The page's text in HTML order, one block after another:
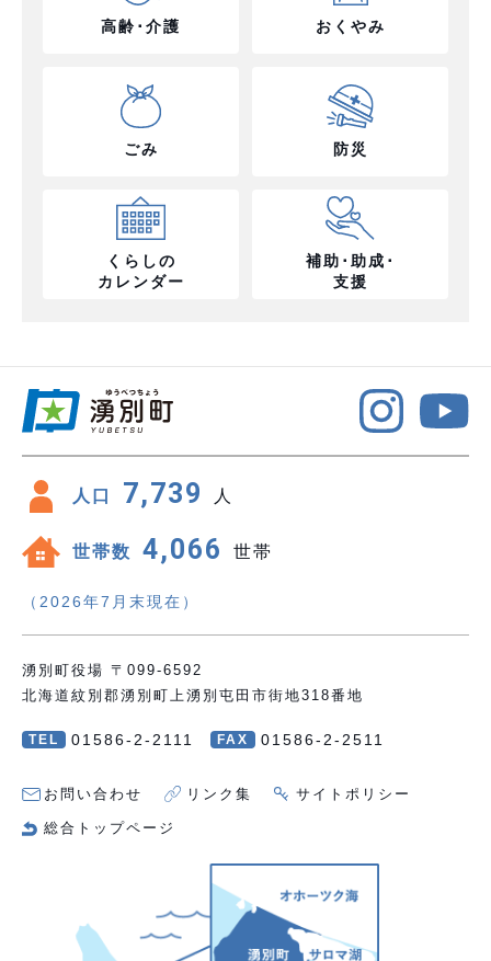
高齢･介護 おくやみ
ごみ 防災
くらしの
カレンダー
補助･助成･
支援
人口 7,739 人
世帯数 4,066 世帯
（2026年7月末現在）
湧別町役場 〒099-6592
北海道紋別郡湧別町上湧別屯田市街地318番地
TEL 01586-2-2111 FAX 01586-2-2511
お問い合わせ リンク集 サイトポリシー
総合トップページ